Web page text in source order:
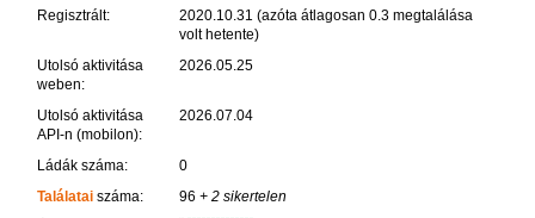
Regisztrált:
2020.10.31 (azóta átlagosan 0.3 megtalálása
volt hetente)
Utolsó aktivitása
weben:
2026.05.25
Utolsó aktivitása
API-n (mobilon):
2026.07.04
Ládák száma:
0
Találataiszáma: 96 + 2 sikertelen